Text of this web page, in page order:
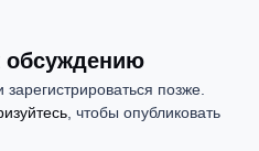
обсуждению
позже.
, чтобы опубликовать